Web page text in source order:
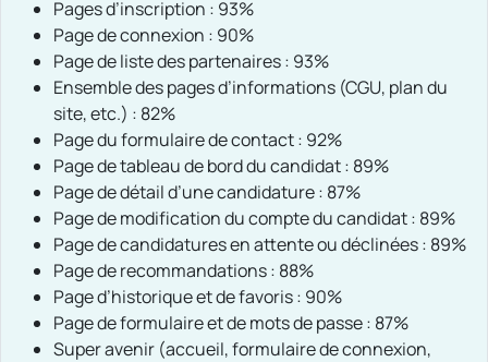
Pages d’inscription : 93%
Page de connexion : 90%
Page de liste des partenaires : 93%
Ensemble des pages d’informations (CGU, plan du
site, etc.) : 82%
Page du formulaire de contact : 92%
Page de tableau de bord du candidat : 89%
Page de détail d’une candidature : 87%
Page de modification du compte du candidat : 89%
Page de candidatures en attente ou déclinées : 89%
Page de recommandations : 88%
Page d’historique et de favoris : 90%
Page de formulaire et de mots de passe : 87%
Super avenir (accueil, formulaire de connexion,